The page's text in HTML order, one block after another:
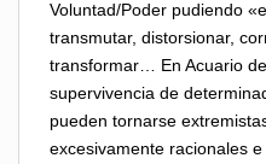
Voluntad/Poder pudiendo
transmutar, distorsionar,
transformar… En Acuario
supervivencia de
pueden tornarse
excesivamente racionales